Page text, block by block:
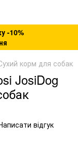
-10%
корм для собак
JosiDog
відгук